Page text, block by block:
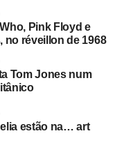
Pink Floyd e
no réveillon de 1968
Tom Jones num
estão na… art